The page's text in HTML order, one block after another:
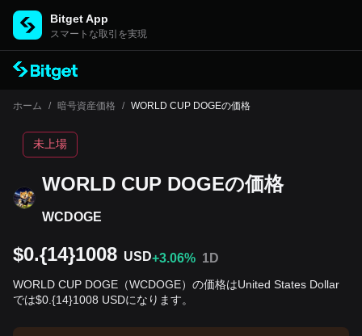
Bitget App
スマートな取引を実現
ホーム / 暗号資産価格 / WORLD CUP DOGEの価格
WORLD CUP DOGEの‌価格
WCDOGE
未上場
$0.{14}1008 USD+3.06% 1D
WORLD CUP DOGE（WCDOGE）の価格はUnited States Dollar
では$0.{14}1008 USDになります。